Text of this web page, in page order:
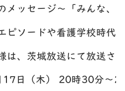
メッセージ～「みんな、
ピソードや看護学校時代
は、茨城放送にて放送さ
17日（木） 20時30分～